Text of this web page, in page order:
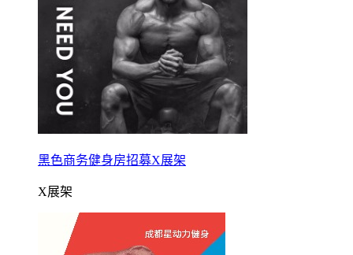
黑色商务健身房招募X展架
X展架